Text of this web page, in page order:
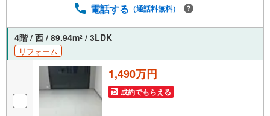
電話する （通話料無料）
4階 / 西 / 89.94m2 / 3LDK
リフォーム
1,490万円
成約でもらえる